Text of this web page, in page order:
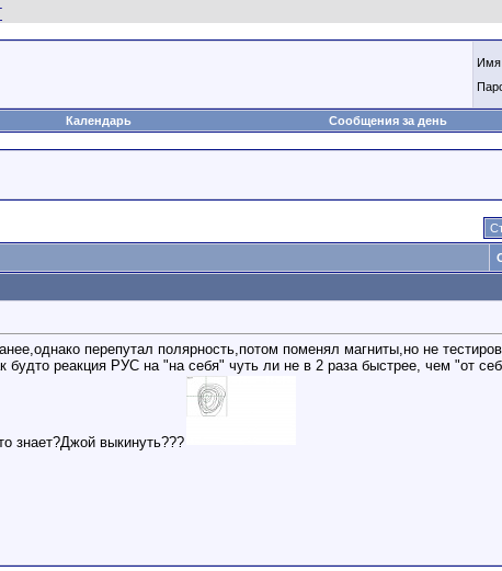
Имя
Календарь Сообщения за день
перепутал полярность,потом поменял магниты,но не
будто реакция РУС на "на себя" чуть ли не в 2 раза быстрее, чем "от
знает?Джой выкинуть???